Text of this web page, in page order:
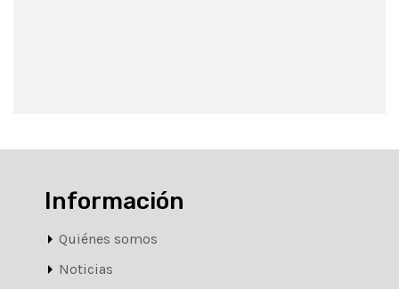
Información
Quiénes somos
Noticias